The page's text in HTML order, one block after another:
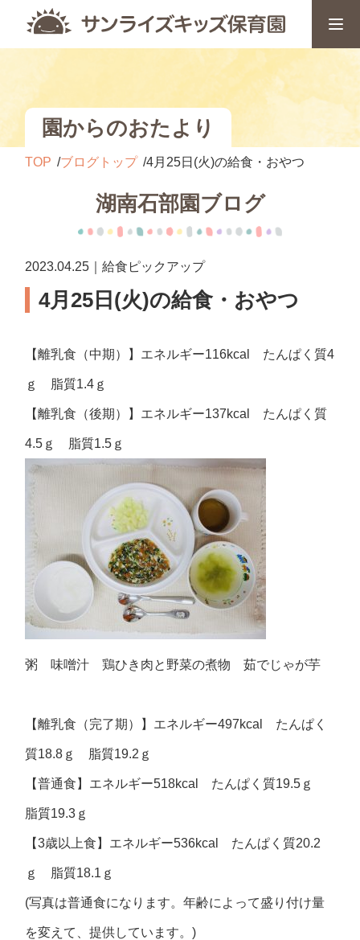
園からのおたより
TOP ブログトップ 4月25日(火)の給食・おやつ
湖南石部園ブログ
2023.04.25｜給食ピックアップ
4月25日(火)の給食・おやつ
【離乳食（中期）】エネルギー116kcal たんぱく質4
ｇ 脂質1.4ｇ
【離乳食（後期）】エネルギー137kcal たんぱく質
4.5ｇ 脂質1.5ｇ
粥 味噌汁 鶏ひき肉と野菜の煮物 茹でじゃが芋
【離乳食（完了期）】エネルギー497kcal たんぱく
質18.8ｇ 脂質19.2ｇ
【普通食】エネルギー518kcal たんぱく質19.5ｇ
脂質19.3ｇ
【3歳以上食】エネルギー536kcal たんぱく質20.2
ｇ 脂質18.1ｇ
(写真は普通食になります。年齢によって盛り付け量
を変えて、提供しています。)